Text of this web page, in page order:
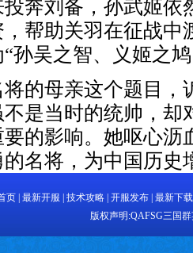
刘备，孙武姬依
帮助关羽在征战中
孙吴之智、义姬之
母亲这个题目，
是当时的统帅，却
的影响。她呕心沥
名将，为中国历史
页| 最新开服 技术攻略| 开服发布| 最新下载
版权声明:QAFSG三国